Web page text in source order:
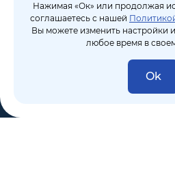
Нажимая «Ок» или продолжая
соглашаетесь с нашей
Вы можете изменить настройки
любое время в
Ok